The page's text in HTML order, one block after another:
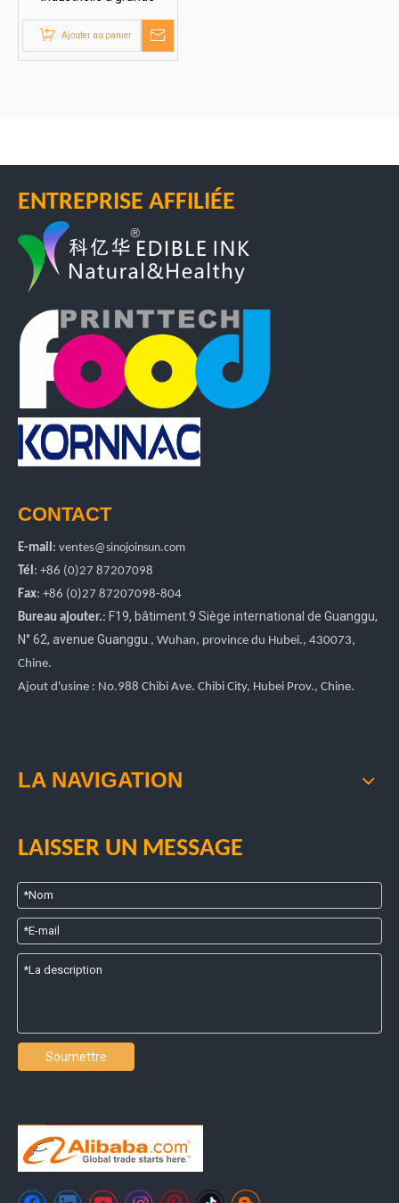
Ajouter au panier
ENTREPRISE AFFILIÉE
CONTACT
E-mail: ventes@sinojoinsun.com
Tél: +86 (0)27 87207098
Fax: +86 (0)27 87207098-804
Bureau ajouter.: F19, bâtiment.9 Siège international de Guanggu,
N° 62, avenue Guanggu., Wuhan, province du Hubei., 430073,
Chine.
Ajout d'usine : No.988 Chibi Ave. Chibi City, Hubei Prov., Chine.
LA NAVIGATION
LAISSER UN MESSAGE
Soumettre